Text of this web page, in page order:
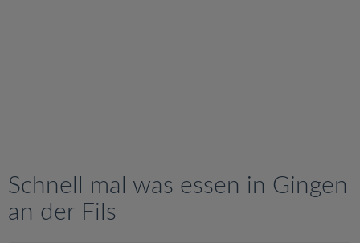
Schnell mal was essen in Gingen
an der Fils